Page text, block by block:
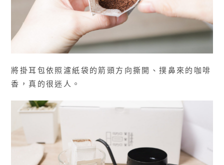
將掛耳包依照濾紙袋的箭頭方向撕開、撲鼻來的咖啡
香，真的很迷人。